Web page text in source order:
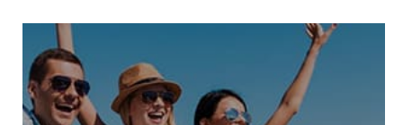
Παράκληση προς την Υπεραγία Θεοτόκο στην Ιερά Μονή
Θεμάτων Πυλάρου
18:00
Η Χορωδία και Μαντολινάτα Αργοστολίου τραγουδά στο
Καπανδρίτι